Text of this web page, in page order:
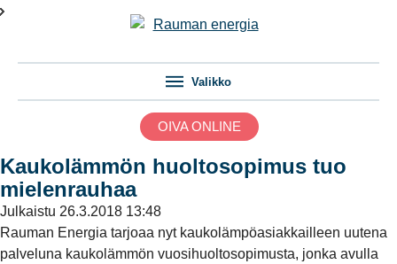
Valikko
OIVA ONLINE
Kaukolämmön huoltosopimus tuo
mielenrauhaa
Julkaistu 26.3.2018 13:48
Rauman Energia tarjoaa nyt kaukolämpöasiakkailleen uutena
palveluna kaukolämmön vuosihuoltosopimusta, jonka avulla